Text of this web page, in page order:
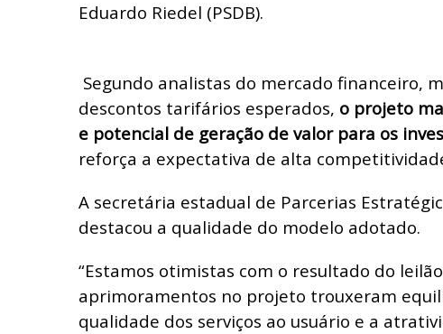
Eduardo Riedel (PSDB).
Segundo analistas do mercado financeiro,
descontos tarifários esperados, o projeto
e potencial de geração de valor para os
reforça a expectativa de alta
A secretária estadual de Parcerias
destacou a qualidade do modelo adotado.
“Estamos otimistas com o resultado do
aprimoramentos no projeto trouxeram
qualidade dos serviços ao usuário e a